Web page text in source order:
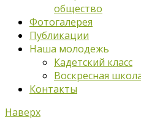
общество
Фотогалерея
Публикации
Наша молодежь
Кадетский класс
Воскресная
Контакты
Наверх